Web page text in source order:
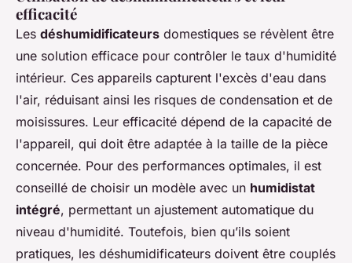
efficacité
Les déshumidificateurs domestiques se révèlent être
une solution efficace pour contrôler le taux d'humidité
intérieur. Ces appareils capturent l'excès d'eau dans
l'air, réduisant ainsi les risques de condensation et de
moisissures. Leur efficacité dépend de la capacité de
l'appareil, qui doit être adaptée à la taille de la pièce
concernée. Pour des performances optimales, il est
conseillé de choisir un modèle avec un humidistat
intégré, permettant un ajustement automatique du
niveau d'humidité. Toutefois, bien qu’ils soient
pratiques, les déshumidificateurs doivent être couplés